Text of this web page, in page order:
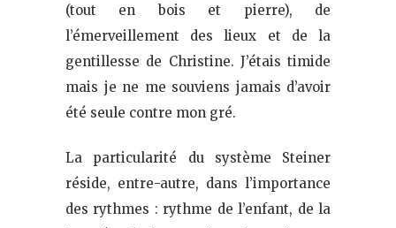
(tout en bois et pierre), de
l’émerveillement des lieux et de la
gentillesse de Christine. J’étais timide
mais je ne me souviens jamais d’avoir
été seule contre mon gré.
La particularité du système Steiner
réside, entre-autre, dans l’importance
des rythmes : rythme de l’enfant, de la